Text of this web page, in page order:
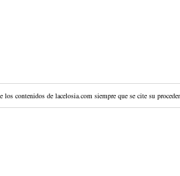
contenidos de lacelosia.com siempre que se cite su